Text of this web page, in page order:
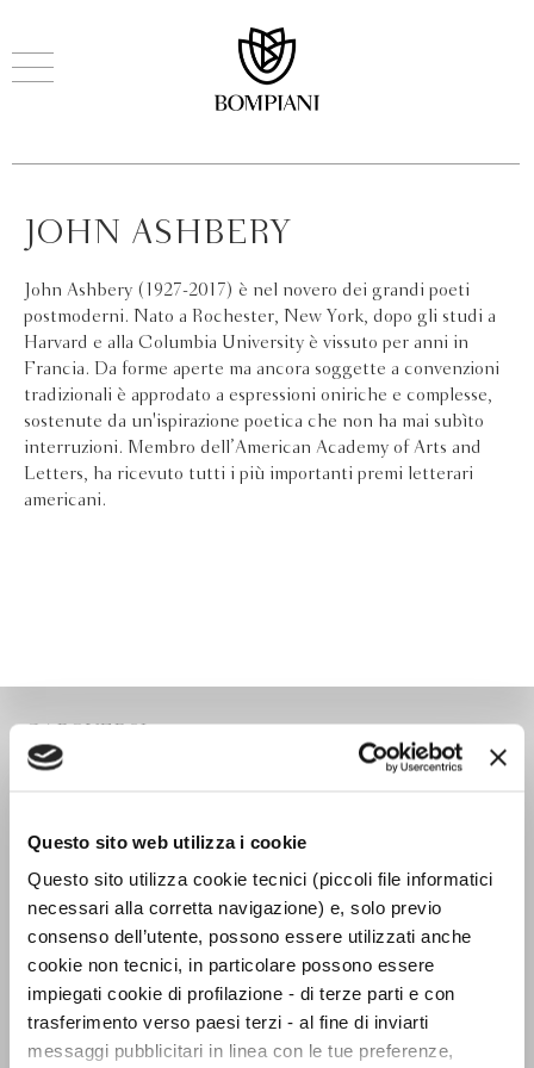
Questo sito web utilizza i cookie
Questo sito utilizza cookie tecnici (piccoli file informatici
necessari alla corretta navigazione) e, solo previo
consenso dell’utente, possono essere utilizzati anche
cookie non tecnici, in particolare possono essere
impiegati cookie di profilazione - di terze parti e con
trasferimento verso paesi terzi - al fine di inviarti
messaggi pubblicitari in linea con le tue preferenze,
JOHN ASHBERY
John Ashbery (1927-2017) è nel novero dei grandi poeti
postmoderni. Nato a Rochester, New York, dopo gli studi a
Harvard e alla Columbia University è vissuto per anni in
Francia. Da forme aperte ma ancora soggette a convenzioni
tradizionali è approdato a espressioni oniriche e complesse,
sostenute da un'ispirazione poetica che non ha mai subìto
interruzioni. Membro dell’American Academy of Arts and
Letters, ha ricevuto tutti i più importanti premi letterari
americani.